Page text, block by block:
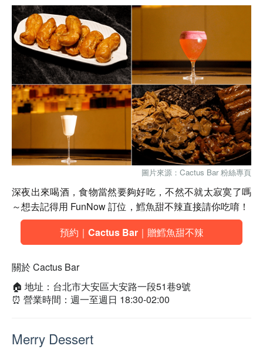
圖片來源：Cactus Bar 粉絲專頁
深夜出來喝酒，食物當然要夠好吃，不然不就太寂寞了嗎
～想去記得用 FunNow 訂位，鱈魚甜不辣直接請你吃唷！
預約｜Cactus Bar｜贈鱈魚甜不辣
關於 Cactus Bar
🏠 地址：台北市大安區大安路一段51巷9號
⏰ 營業時間：週一至週日 18:30-02:00
Merry Dessert